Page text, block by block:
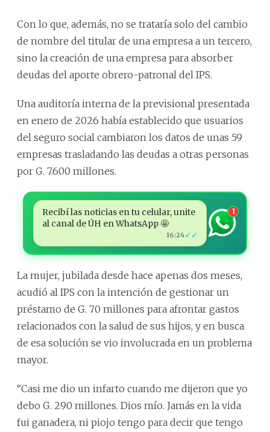
Con lo que, además, no se trataría solo del cambio
de nombre del titular de una empresa a un tercero,
sino la creación de una empresa para absorber
deudas del aporte obrero-patronal del IPS.
Una auditoría interna de la previsional presentada
en enero de 2026 había establecido que usuarios
del seguro social cambiaron los datos de unas 59
empresas trasladando las deudas a otras personas
por G. 7.600 millones.
Recibí las noticias en tu celular, unite
al canal de ÚH en WhatsApp 🤩
16:24✓✓
1
La mujer, jubilada desde hace apenas dos meses,
acudió al IPS con la intención de gestionar un
préstamo de G. 70 millones para afrontar gastos
relacionados con la salud de sus hijos, y en busca
de esa solución se vio involucrada en un problema
mayor.
“Casi me dio un infarto cuando me dijeron que yo
debo G. 290 millones. Dios mío. Jamás en la vida
fui ganadera, ni piojo tengo para decir que tengo